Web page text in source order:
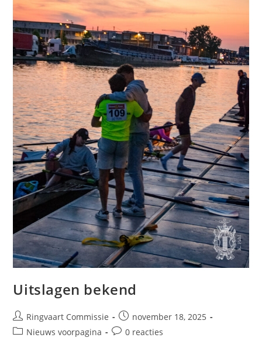
Uitslagen bekend
Ringvaart Commissie
november 18, 2025
Nieuws voorpagina
0 reacties